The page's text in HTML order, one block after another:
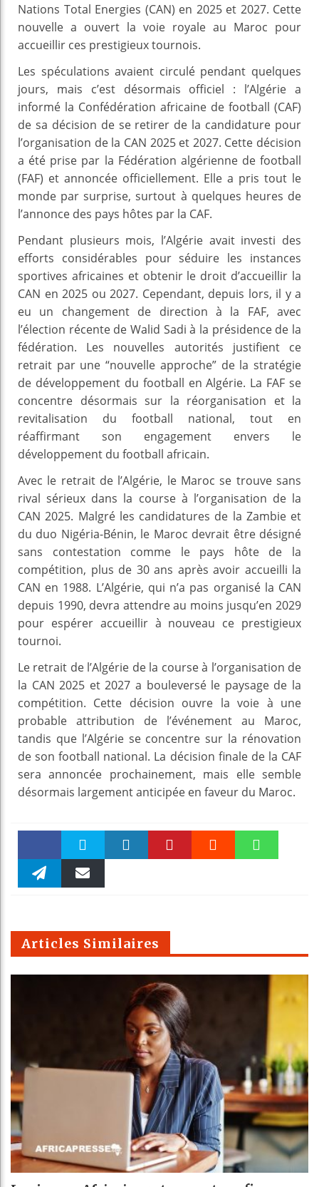
Nations Total Energies (CAN) en 2025 et 2027. Cette
nouvelle a ouvert la voie royale au Maroc pour
accueillir ces prestigieux tournois.
Les spéculations avaient circulé pendant quelques
jours, mais c’est désormais officiel : l’Algérie a
informé la Confédération africaine de football (CAF)
de sa décision de se retirer de la candidature pour
l’organisation de la CAN 2025 et 2027. Cette décision
a été prise par la Fédération algérienne de football
(FAF) et annoncée officiellement. Elle a pris tout le
monde par surprise, surtout à quelques heures de
l’annonce des pays hôtes par la CAF.
Pendant plusieurs mois, l’Algérie avait investi des
efforts considérables pour séduire les instances
sportives africaines et obtenir le droit d’accueillir la
CAN en 2025 ou 2027. Cependant, depuis lors, il y a
eu un changement de direction à la FAF, avec
l’élection récente de Walid Sadi à la présidence de la
fédération. Les nouvelles autorités justifient ce
retrait par une “nouvelle approche” de la stratégie
de développement du football en Algérie. La FAF se
concentre désormais sur la réorganisation et la
revitalisation du football national, tout en
réaffirmant son engagement envers le
développement du football africain.
Avec le retrait de l’Algérie, le Maroc se trouve sans
rival sérieux dans la course à l’organisation de la
CAN 2025. Malgré les candidatures de la Zambie et
du duo Nigéria-Bénin, le Maroc devrait être désigné
sans contestation comme le pays hôte de la
compétition, plus de 30 ans après avoir accueilli la
CAN en 1988. L’Algérie, qui n’a pas organisé la CAN
depuis 1990, devra attendre au moins jusqu’en 2029
pour espérer accueillir à nouveau ce prestigieux
tournoi.
Le retrait de l’Algérie de la course à l’organisation de
la CAN 2025 et 2027 a bouleversé le paysage de la
compétition. Cette décision ouvre la voie à une
probable attribution de l’événement au Maroc,
tandis que l’Algérie se concentre sur la rénovation
de son football national. La décision finale de la CAF
sera annoncée prochainement, mais elle semble
désormais largement anticipée en faveur du Maroc.
Faceboo Twitter
m
Articles Similaires